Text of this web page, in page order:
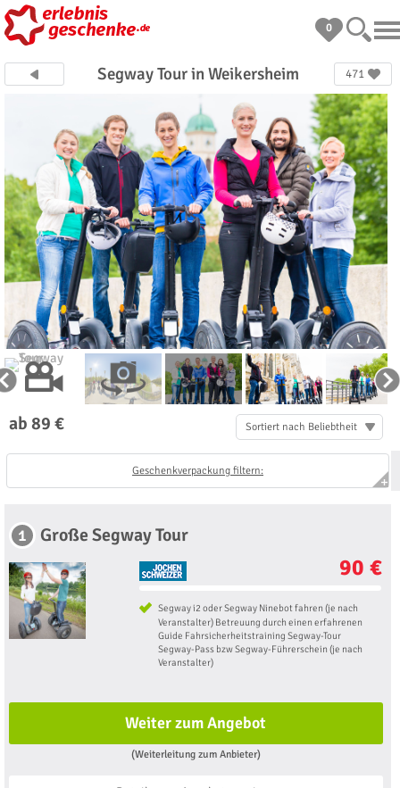
0
Segway Tour in Weikersheim 471
ab 89 € Sortiert nach Beliebtheit
Geschenkverpackung filtern:
1 Große Segway Tour
90 €
Segway i2 oder Segway Ninebot fahren (je nach
Veranstalter) Betreuung durch einen erfahrenen
Guide Fahrsicherheitstraining Segway-Tour
Segway-Pass bzw Segway-Führerschein (je nach
Veranstalter)
Weiter zum Angebot
(Weiterleitung zum Anbieter)